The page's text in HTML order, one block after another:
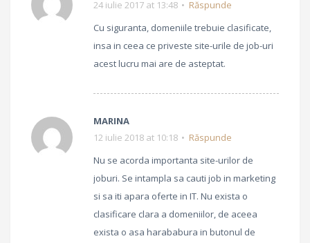
24 iulie 2017 at 13:48
Răspunde
Cu siguranta, domeniile trebuie clasificate,
insa in ceea ce priveste site-urile de job-uri
acest lucru mai are de asteptat.
MARINA
12 iulie 2018 at 10:18
Răspunde
Nu se acorda importanta site-urilor de
joburi. Se intampla sa cauti job in marketing
si sa iti apara oferte in IT. Nu exista o
clasificare clara a domeniilor, de aceea
exista o asa harababura in butonul de